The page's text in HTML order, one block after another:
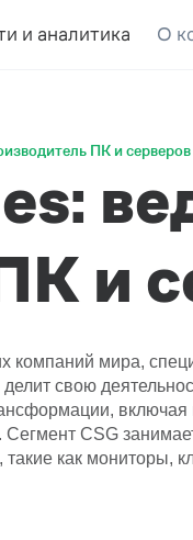
и аналитика О
ПК и
и
компаний мира,
свою
CSG
как мониторы,